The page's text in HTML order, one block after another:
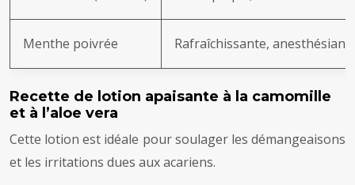
Menthe poivrée Rafraîchissante,
Recette de lotion apaisante à la camomille
et à l’aloe vera
Cette lotion est idéale pour soulager les démangeaisons
et les irritations dues aux acariens.